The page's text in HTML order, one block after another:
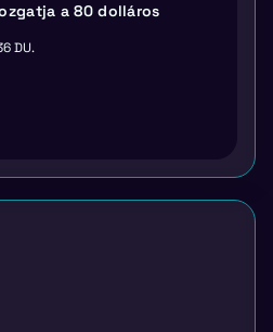
a 80 dolláros
DU.